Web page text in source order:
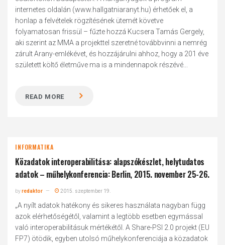
internetes oldalán (www.hallgatniaranyt.hu) érhetőek el, a
honlap a felvételek rögzítésének ütemét követve
folyamatosan frissül – fűzte hozzá Kucsera Tamás Gergely,
aki szerint az MMA a projekttel szeretné továbbvinni a nemrég
zárult Arany-emlékévet, és hozzájárulni ahhoz, hogy a 201 éve
született költő életműve ma is a mindennapok részévé...
READ MORE
INFORMATIKA
Közadatok interoperabilitása: alapszókészlet, helytudatos
adatok – műhelykonferencia: Berlin, 2015. november 25-26.
byredaktor 2015. szeptember 19.
„A nyílt adatok hatékony és sikeres használata nagyban függ
azok elérhetőségétől, valamint a legtöbb esetben egymással
való interoperabilitásuk mértékétől. A Share-PSI 2.0 projekt (EU
FP7) ötödik, egyben utolsó műhelykonferenciája a közadatok